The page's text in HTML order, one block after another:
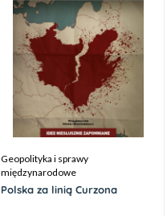
Geopolityka i sprawy
międzynarodowe
Polska za linią Curzona